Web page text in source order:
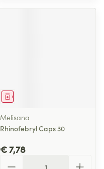
Geneesmiddel
Melisana
Rhinofebryl Caps 30
€ 7,78